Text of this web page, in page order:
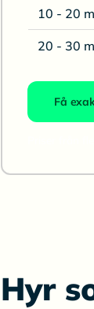
10 - 20
20 - 30
Få
Hyr